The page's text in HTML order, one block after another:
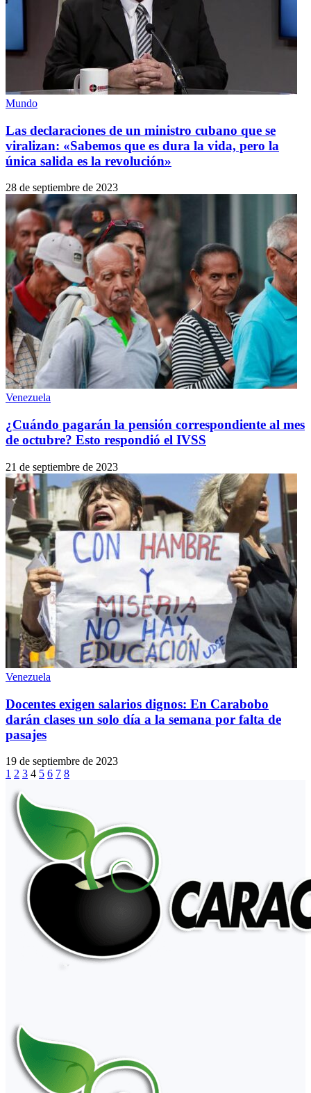
Mundo
Las declaraciones de un ministro cubano que se
viralizan: «Sabemos que es dura la vida, pero la
única salida es la revolución»
28 de septiembre de 2023
Venezuela
¿Cuándo pagarán la pensión correspondiente al mes
de octubre? Esto respondió el IVSS
21 de septiembre de 2023
Venezuela
Docentes exigen salarios dignos: En Carabobo
darán clases un solo día a la semana por falta de
pasajes
19 de septiembre de 2023
1 2 3 4 5 6 7 8